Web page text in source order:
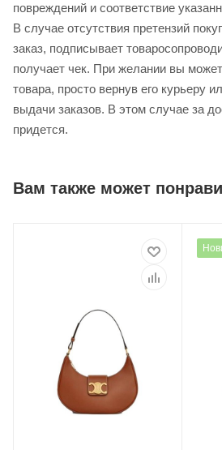
повреждений и соответствие
В случае отсутствия претензий
заказ, подписывает
получает чек. При желании вы
товара, просто вернув его курьеру
выдачи заказов. В этом случае за
придется.
Вам также может